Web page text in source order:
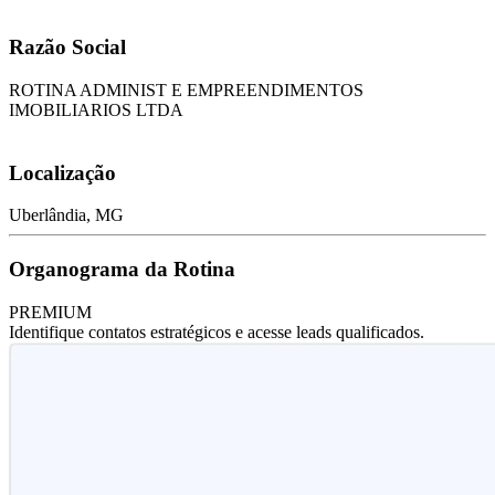
Razão Social
ROTINA ADMINIST E EMPREENDIMENTOS
IMOBILIARIOS LTDA
Localização
Uberlândia, MG
Organograma da Rotina
PREMIUM
Identifique contatos estratégicos e acesse leads qualificados.